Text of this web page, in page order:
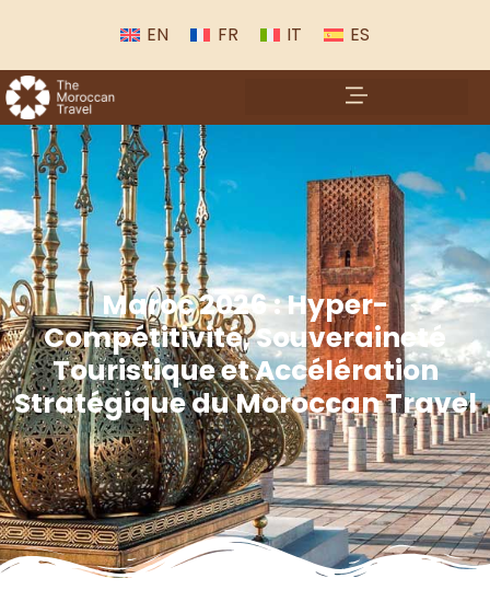
EN FR IT ES
Maroc 2026 : Hyper-
Compétitivité, Souveraineté
Touristique et Accélération
Stratégique du Moroccan Travel